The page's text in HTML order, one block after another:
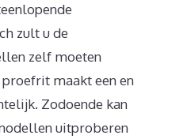
zult u de
zelf moeten
maakt een en
Zodoende kan
uitproberen